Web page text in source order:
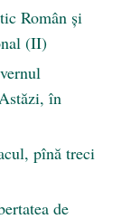
Român şi
(II)
în
pînă treci
de